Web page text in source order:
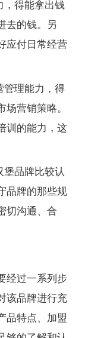
得能拿出钱
去的钱。另
应付日常经营
理能力，得
营销策略。
训的能力，这
品牌比较认
品牌的那些规
切沟通、合
过一系列步
该品牌进行充
品特点、加盟